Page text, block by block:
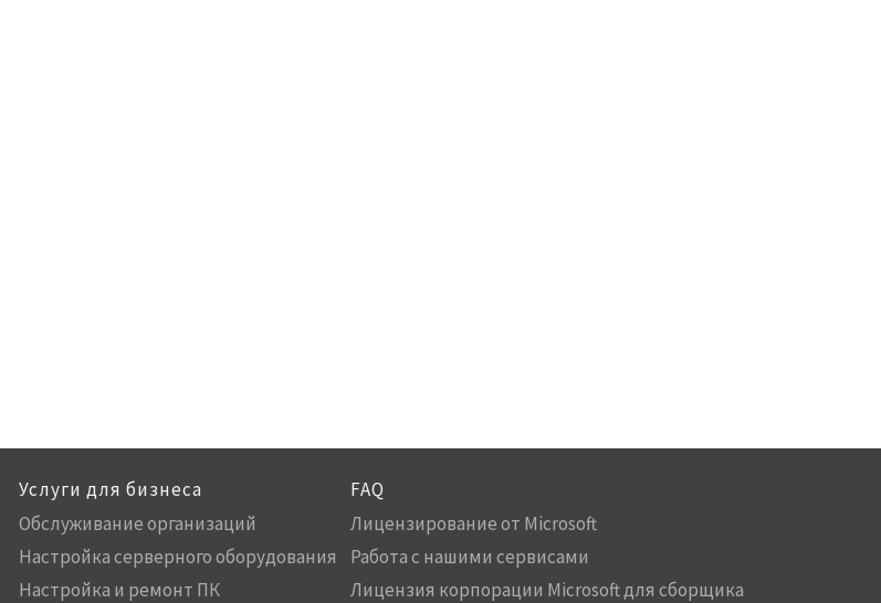
Услуги для бизнеса
Обслуживание организаций
Настройка серверного оборудования
Настройка и ремонт ПК
FAQ
Лицензирование от Microsoft
Работа с нашими сервисами
Лицензия корпорации Microsoft для сборщика